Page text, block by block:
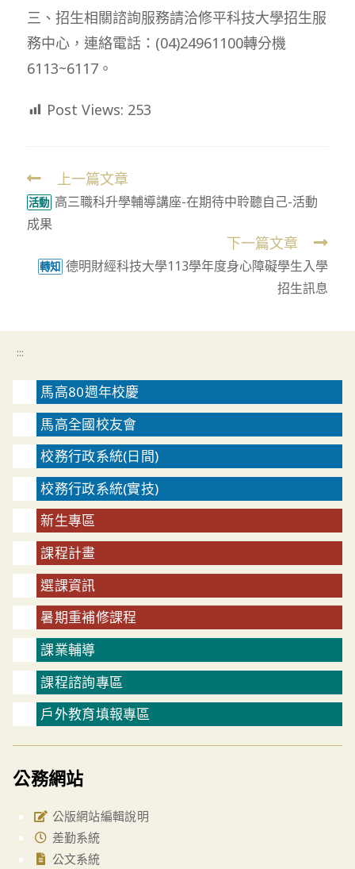
三、招生相關諮詢服務請洽修平科技大學招生服
務中心，連絡電話：(04)24961100轉分機
6113~6117。
Post Views: 253
Read
more
articles
上一篇文章
活動 高三職科升學輔導講座-在期待中聆聽自己-活動
成果
下一篇文章
轉知 德明財經科技大學113學年度身心障礙學生入學
招生訊息
:::
馬高80週年校慶
馬高全國校友會
校務行政系統(日間)
校務行政系統(實技)
新生專區
課程計畫
選課資訊
暑期重補修課程
課業輔導
課程諮詢專區
戶外教育填報專區
公務網站
公版網站編輯說明
差勤系統
公文系統